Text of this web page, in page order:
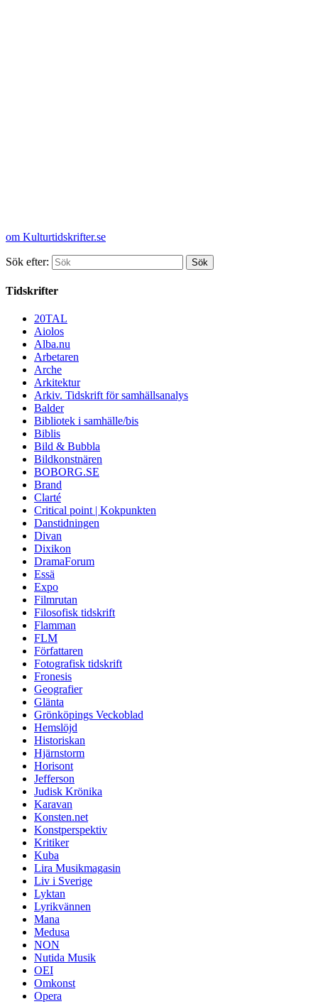
om Kulturtidskrifter.se
Sök efter:
Tidskrifter
20TAL
Aiolos
Alba.nu
Arbetaren
Arche
Arkitektur
Arkiv. Tidskrift för samhällsanalys
Balder
Bibliotek i samhälle/bis
Biblis
Bild & Bubbla
Bildkonstnären
BOBORG.SE
Brand
Clarté
Critical point | Kokpunkten
Danstidningen
Divan
Dixikon
DramaForum
Essä
Expo
Filmrutan
Filosofisk tidskrift
Flamman
FLM
Författaren
Fotografisk tidskrift
Fronesis
Geografier
Glänta
Grönköpings Veckoblad
Hemslöjd
Historiskan
Hjärnstorm
Horisont
Jefferson
Judisk Krönika
Karavan
Konsten.net
Konstperspektiv
Kritiker
Kuba
Lira Musikmagasin
Liv i Sverige
Lyktan
Lyrikvännen
Mana
Medusa
NON
Nutida Musik
OEI
Omkonst
Opera